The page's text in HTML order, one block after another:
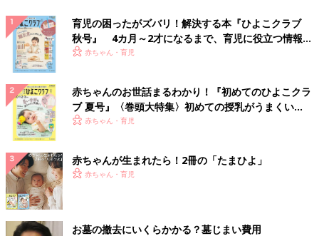
育児の困ったがズバリ！解決する本『ひよこクラブ
秋号』 4カ月～2才になるまで、育児に役立つ情報が
いっぱい！
赤ちゃん・育児
赤ちゃんのお世話まるわかり！『初めてのひよこクラ
ブ 夏号』〈巻頭大特集〉初めての授乳がうまくい
く！ おっぱい・ミルクの基本と夏のトラブル 解決テ
赤ちゃん・育児
赤ちゃんが生まれたら！2冊の「たまひよ」
赤ちゃん・育児
お墓の撤去にいくらかかる？墓じまい費用